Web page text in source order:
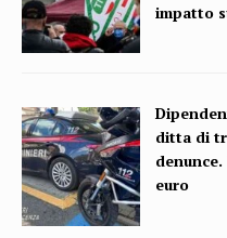
impatto
ditta di
euro